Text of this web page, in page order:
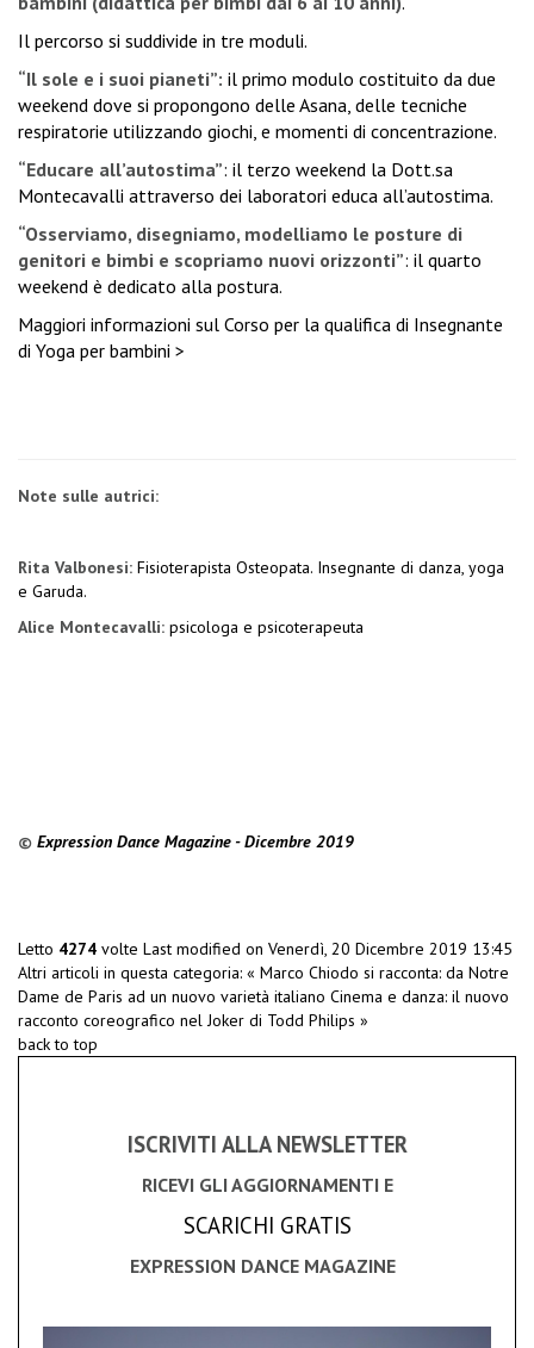
Il percorso si suddivide in tre moduli.
“Il sole e i suoi pianeti”: il primo modulo costituito da due
weekend dove si propongono delle Asana, delle tecniche
respiratorie utilizzando giochi, e momenti di concentrazione.
“Educare all’autostima”: il terzo weekend la Dott.sa
Montecavalli attraverso dei laboratori educa all’autostima.
“Osserviamo, disegniamo, modelliamo le posture di
genitori e bimbi e scopriamo nuovi orizzonti”: il quarto
weekend è dedicato alla postura.
Maggiori informazioni sul Corso per la qualifica di Insegnante
di Yoga per bambini >
Note sulle autrici:
Rita Valbonesi: Fisioterapista Osteopata. Insegnante di danza, yoga
e Garuda.
Alice Montecavalli: psicologa e psicoterapeuta
© Expression Dance Magazine - Dicembre 2019
Letto 4274 volte Last modified on Venerdì, 20 Dicembre 2019 13:45
Altri articoli in questa categoria: « Marco Chiodo si racconta: da Notre
Dame de Paris ad un nuovo varietà italiano Cinema e danza: il nuovo
racconto coreografico nel Joker di Todd Philips »
back to top
ISCRIVITI ALLA NEWSLETTER
RICEVI GLI AGGIORNAMENTI E
SCARICHI GRATIS
EXPRESSION DANCE MAGAZINE